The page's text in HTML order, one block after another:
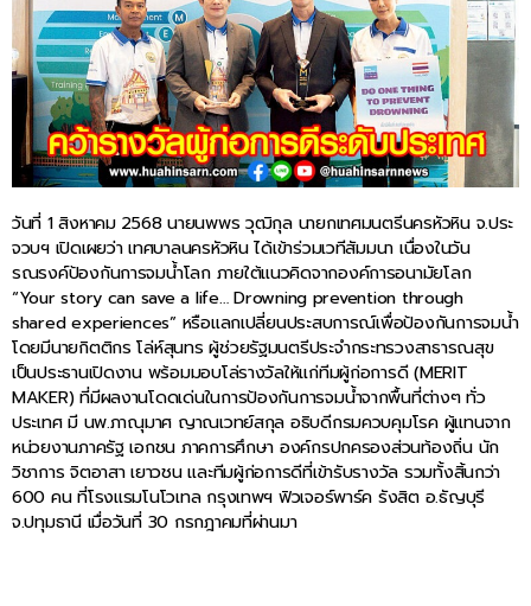
วันที่ 1 สิงหาคม 2568 นายนพพร วุฒิกุล นายกเทศมนตรีนครหัวหิน จ.ประ
จวบฯ เปิดเผยว่า เทศบาลนครหัวหิน ได้เข้าร่วมเวทีสัมมนา เนื่องในวัน
รณรงค์ป้องกันการจมน้ำโลก ภายใต้แนวคิดจากองค์การอนามัยโลก
“Your story can save a life… Drowning prevention through
shared experiences” หรือแลกเปลี่ยนประสบการณ์เพื่อป้องกันการจมน้ำ
โดยมีนายกิตติกร โล่ห์สุนทร ผู้ช่วยรัฐมนตรีประจำกระทรวงสาธารณสุข
เป็นประธานเปิดงาน พร้อมมอบโล่รางวัลให้แก่ทีมผู้ก่อการดี (MERIT
MAKER) ที่มีผลงานโดดเด่นในการป้องกันการจมน้ำจากพื้นที่ต่างๆ ทั่ว
ประเทศ มี นพ.ภาณุมาศ ญาณเวทย์สกุล อธิบดีกรมควบคุมโรค ผู้แทนจาก
หน่วยงานภาครัฐ เอกชน ภาคการศึกษา องค์กรปกครองส่วนท้องถิ่น นัก
วิชาการ จิตอาสา เยาวชน และทีมผู้ก่อการดีที่เข้ารับรางวัล รวมทั้งสิ้นกว่า
600 คน ที่โรงแรมโนโวเทล กรุงเทพฯ ฟิวเจอร์พาร์ค รังสิต อ.ธัญบุรี
จ.ปทุมธานี เมื่อวันที่ 30 กรกฎาคมที่ผ่านมา